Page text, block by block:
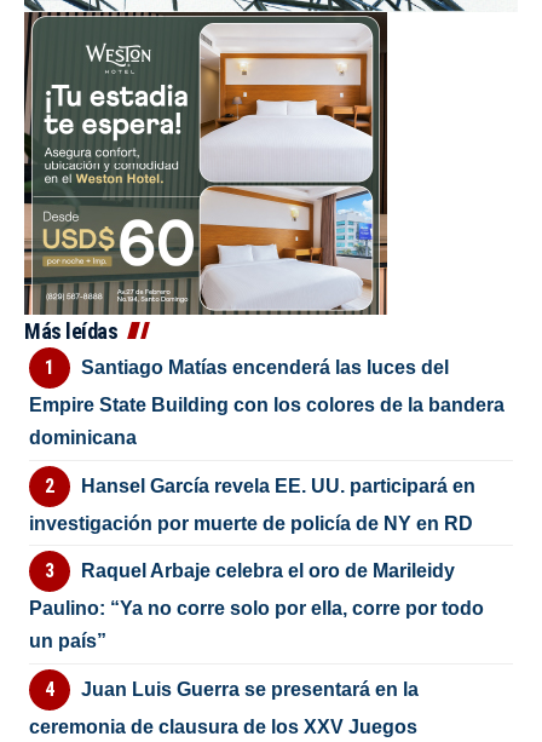
Más leídas
Santiago Matías encenderá las luces del
Empire State Building con los colores de la bandera
dominicana
Hansel García revela EE. UU. participará en
investigación por muerte de policía de NY en RD
Raquel Arbaje celebra el oro de Marileidy
Paulino: “Ya no corre solo por ella, corre por todo
un país”
Juan Luis Guerra se presentará en la
ceremonia de clausura de los XXV Juegos